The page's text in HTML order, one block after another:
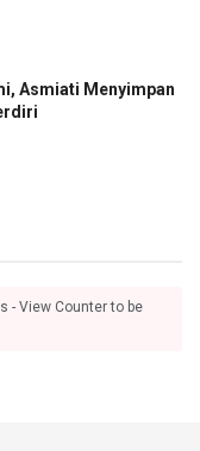
Asmiati Menyimpan
- View Counter to be